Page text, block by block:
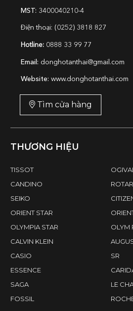
MST: 3400040210-4
Điện thoại: (0252) 3818 827
Hotline: 0888 33 99 77
Email: donghotanthai@gmail.com
Website: www.donghotanthai.com
Tìm cửa hàng
THƯƠNG HIỆU
TISSOT
OGIVAL
CANDINO
SEIKO
ORIENT STAR
OLYMPIA STAR
OLYM
CALVIN KLEIN
CASIO
SR
ESSENCE
SAGA
LE
FOSSIL